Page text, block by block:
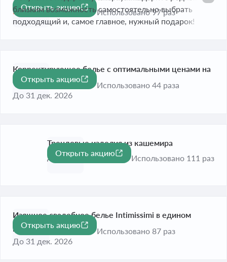
Истекает завтра
близким возможность самостоятельно выбрать
подходящий и, самое главное, нужный подарок!
Открыть акцию
Использовано 97 раз
Корректирующее белье с оптимальными ценами на
странице
До 31 дек. 2026
Открыть акцию
Использовано 44 раза
Трендовые изделия из кашемира
До 31 дек. 2026
Открыть акцию
Использовано 111 раз
Изящное свадебное белье Intimissimi в едином
разделе
До 31 дек. 2026
Открыть акцию
Использовано 87 раз